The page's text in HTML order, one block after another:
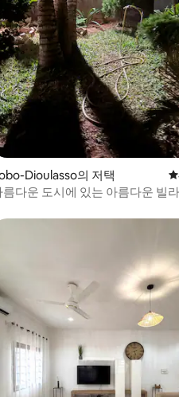
만점), 후기 8개
Dioulasso의 저택
름다운 도시에 있는 아름다운 빌라